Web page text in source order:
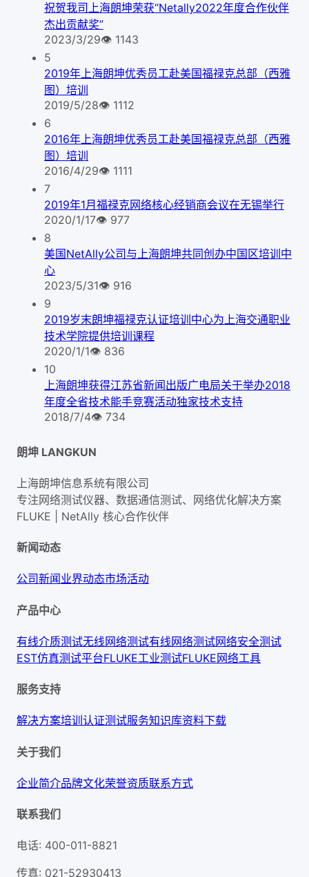
祝贺我司上海朗坤荣获“Netally2022年度合作伙伴
杰出贡献奖”
2023/3/29👁 1143
5
2019年上海朗坤优秀员工赴美国福禄克总部（西雅
图）培训
2019/5/28👁 1112
6
2016年上海朗坤优秀员工赴美国福禄克总部（西雅
图）培训
2016/4/29👁 1111
7
2019年1月福禄克网络核心经销商会议在无锡举行
2020/1/17👁 977
8
美国NetAlly公司与上海朗坤共同创办中国区培训中
心
2023/5/31👁 916
9
2019岁末朗坤福禄克认证培训中心为上海交通职业
技术学院提供培训课程
2020/1/1👁 836
10
上海朗坤获得江苏省新闻出版广电局关于举办2018
年度全省技术能手竞赛活动独家技术支持
2018/7/4👁 734
朗坤 LANGKUN
上海朗坤信息系统有限公司
专注网络测试仪器、数据通信测试、网络优化解决方案
FLUKE | NetAlly 核心合作伙伴
新闻动态
公司新闻业界动态市场活动
产品中心
有线介质测试无线网络测试有线网络测试网络安全测试
EST仿真测试平台FLUKE工业测试FLUKE网络工具
服务支持
解决方案培训认证测试服务知识库资料下载
关于我们
企业简介品牌文化荣誉资质联系方式
联系我们
电话: 400-011-8821
传真: 021-52930413